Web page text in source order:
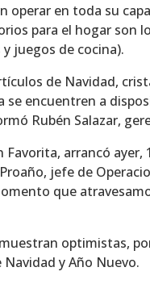
operar en toda su
para el hogar son
juegos de cocina).
de Navidad,
se encuentren a
Rubén Salazar,
Favorita, arrancó ayer,
jefe de
que
optimistas,
y Año Nuevo.